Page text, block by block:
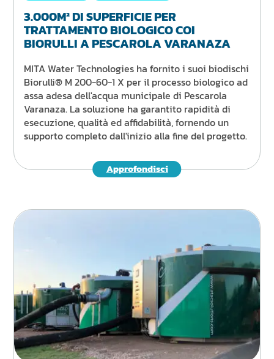
3.000M² DI SUPERFICIE PER
TRATTAMENTO BIOLOGICO COI
BIORULLI A PESCAROLA VARANAZA
MITA Water Technologies ha fornito i suoi biodischi
Biorulli® M 200-60-1 X per il processo biologico ad
assa adesa dell'acqua municipale di Pescarola
Varanaza. La soluzione ha garantito rapidità di
esecuzione, qualità ed affidabilità, fornendo un
supporto completo dall'inizio alla fine del progetto.
Approfondisci